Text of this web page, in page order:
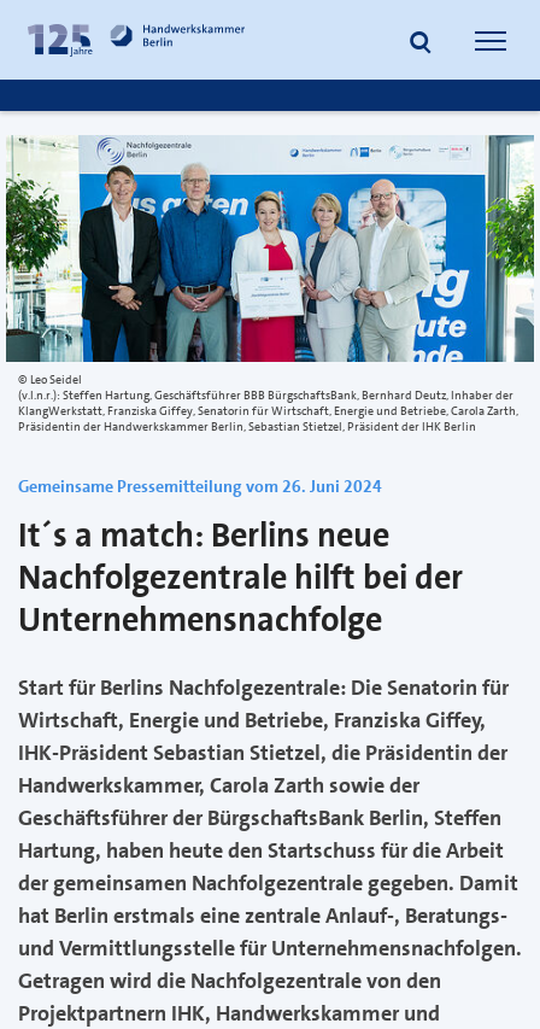
Inhalt
springen
Fußzeile
springen
Suche
Leo Seidel
(v.l.n.r.): Steffen Hartung, Geschäftsführer BBB BürgschaftsBank, Bernhard Deutz, Inhaber der
KlangWerkstatt, Franziska Giffey, Senatorin für Wirtschaft, Energie und Betriebe, Carola Zarth,
Präsidentin der Handwerkskammer Berlin, Sebastian Stietzel, Präsident der IHK Berlin
Gemeinsame Pressemitteilung vom 26. Juni 2024
It´s a match: Berlins neue
Nachfolgezentrale hilft bei der
Unternehmensnachfolge
Start für Berlins Nachfolgezentrale: Die Senatorin für
Wirtschaft, Energie und Betriebe, Franziska Giffey,
IHK-Präsident Sebastian Stietzel, die Präsidentin der
Handwerkskammer, Carola Zarth sowie der
Geschäftsführer der BürgschaftsBank Berlin, Steffen
Hartung, haben heute den Startschuss für die Arbeit
der gemeinsamen Nachfolgezentrale gegeben. Damit
hat Berlin erstmals eine zentrale Anlauf-, Beratungs-
und Vermittlungsstelle für Unternehmensnachfolgen.
Getragen wird die Nachfolgezentrale von den
Projektpartnern IHK, Handwerkskammer und